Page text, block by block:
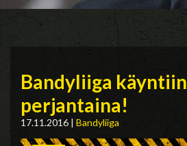
Bandyliiga käyntiin
perjantaina!
17.11.2016 | Bandyliiga